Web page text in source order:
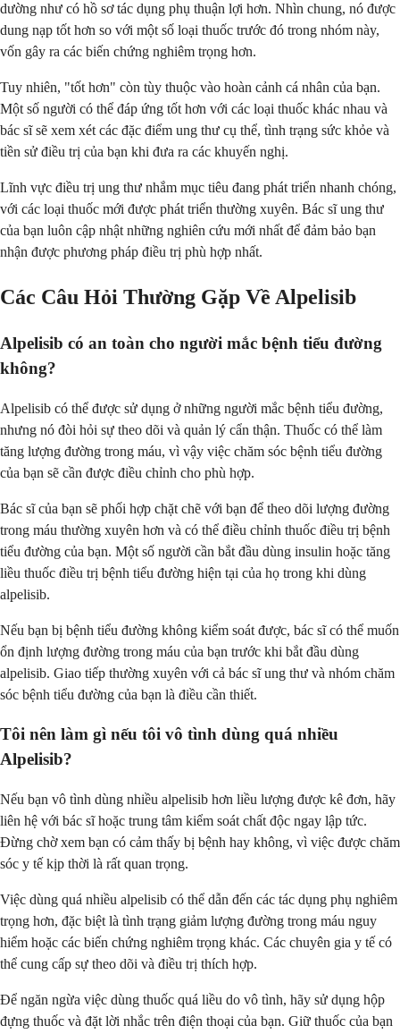
dường như có hồ sơ tác dụng phụ thuận lợi hơn. Nhìn chung, nó được
dung nạp tốt hơn so với một số loại thuốc trước đó trong nhóm này,
vốn gây ra các biến chứng nghiêm trọng hơn.
Tuy nhiên, "tốt hơn" còn tùy thuộc vào hoàn cảnh cá nhân của bạn.
Một số người có thể đáp ứng tốt hơn với các loại thuốc khác nhau và
bác sĩ sẽ xem xét các đặc điểm ung thư cụ thể, tình trạng sức khỏe và
tiền sử điều trị của bạn khi đưa ra các khuyến nghị.
Lĩnh vực điều trị ung thư nhắm mục tiêu đang phát triển nhanh chóng,
với các loại thuốc mới được phát triển thường xuyên. Bác sĩ ung thư
của bạn luôn cập nhật những nghiên cứu mới nhất để đảm bảo bạn
nhận được phương pháp điều trị phù hợp nhất.
Các Câu Hỏi Thường Gặp Về Alpelisib
Alpelisib có an toàn cho người mắc bệnh tiểu đường
không?
Alpelisib có thể được sử dụng ở những người mắc bệnh tiểu đường,
nhưng nó đòi hỏi sự theo dõi và quản lý cẩn thận. Thuốc có thể làm
tăng lượng đường trong máu, vì vậy việc chăm sóc bệnh tiểu đường
của bạn sẽ cần được điều chỉnh cho phù hợp.
Bác sĩ của bạn sẽ phối hợp chặt chẽ với bạn để theo dõi lượng đường
trong máu thường xuyên hơn và có thể điều chỉnh thuốc điều trị bệnh
tiểu đường của bạn. Một số người cần bắt đầu dùng insulin hoặc tăng
liều thuốc điều trị bệnh tiểu đường hiện tại của họ trong khi dùng
alpelisib.
Nếu bạn bị bệnh tiểu đường không kiểm soát được, bác sĩ có thể muốn
ổn định lượng đường trong máu của bạn trước khi bắt đầu dùng
alpelisib. Giao tiếp thường xuyên với cả bác sĩ ung thư và nhóm chăm
sóc bệnh tiểu đường của bạn là điều cần thiết.
Tôi nên làm gì nếu tôi vô tình dùng quá nhiều
Alpelisib?
Nếu bạn vô tình dùng nhiều alpelisib hơn liều lượng được kê đơn, hãy
liên hệ với bác sĩ hoặc trung tâm kiểm soát chất độc ngay lập tức.
Đừng chờ xem bạn có cảm thấy bị bệnh hay không, vì việc được chăm
sóc y tế kịp thời là rất quan trọng.
Việc dùng quá nhiều alpelisib có thể dẫn đến các tác dụng phụ nghiêm
trọng hơn, đặc biệt là tình trạng giảm lượng đường trong máu nguy
hiểm hoặc các biến chứng nghiêm trọng khác. Các chuyên gia y tế có
thể cung cấp sự theo dõi và điều trị thích hợp.
Để ngăn ngừa việc dùng thuốc quá liều do vô tình, hãy sử dụng hộp
đựng thuốc và đặt lời nhắc trên điện thoại của bạn. Giữ thuốc của bạn